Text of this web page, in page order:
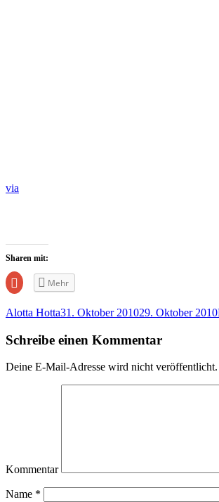
via
Sharen mit:
Zum
Teilen
anklicken
neuem
Fenster
Mehr
Alotta Hotta31. Oktober 201029. Oktober 2010
Schreibe einen Kommentar
Deine E-Mail-Adresse wird nicht veröffentlicht.
Kommentar
Name *